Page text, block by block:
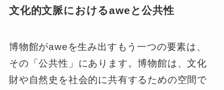
文化的文脈におけるaweと公共性
博物館がaweを生み出すもう一つの要素は、
その「公共性」にあります。博物館は、文化
財や自然史を社会的に共有するための空間で